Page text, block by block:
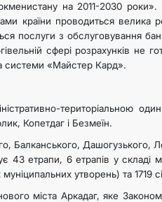
на 2011-2030 роки».
країни проводиться велика
послуги з обслуговування
сфері розрахунків не
системи «Майстер Кард».
територіальною
Копетдаг і Безмеїн.
Балканського, Дашогузького,
43 етрапи, 6 етрапів у складі
утворень) та 1719
міста Аркадаг, яке